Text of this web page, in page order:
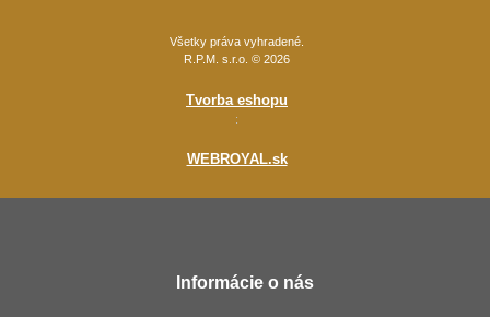
Všetky práva vyhradené.
R.P.M. s.r.o. © 2026
Tvorba eshopu
:
WEBROYAL.sk
Informácie o nás